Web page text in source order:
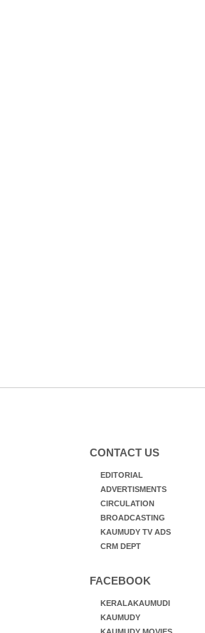
CONTACT US
EDITORIAL
ADVERTISMENTS
CIRCULATION
BROADCASTING
KAUMUDY TV ADS
CRM DEPT
FACEBOOK
KERALAKAUMUDI
KAUMUDY